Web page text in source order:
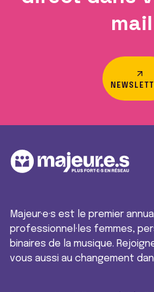
Majeur·e·s est le premier
professionnel·les femmes,
binaires de la musique.
vous aussi au changement